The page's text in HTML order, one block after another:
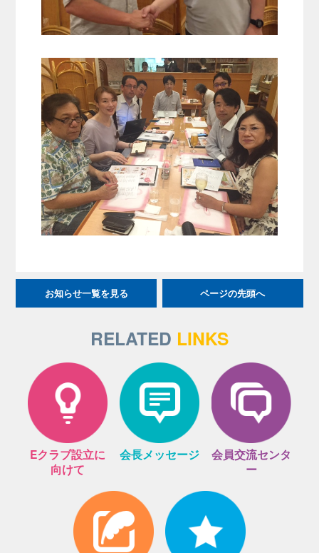
お知らせ一覧を見る ページの先頭へ
RELATED LINKS
Eクラブ設立に
向けて
会長メッセージ
会員交流センタ
ー